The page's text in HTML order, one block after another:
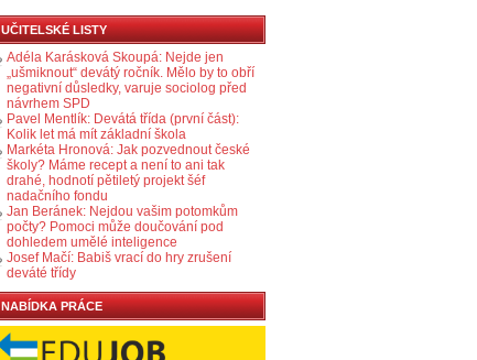
UČITELSKÉ LISTY
Adéla Karásková Skoupá: Nejde jen
„ušmiknout“ devátý ročník. Mělo by to obří
negativní důsledky, varuje sociolog před
návrhem SPD
Pavel Mentlík: Devátá třída (první část):
Kolik let má mít základní škola
Markéta Hronová: Jak pozvednout české
školy? Máme recept a není to ani tak
drahé, hodnotí pětiletý projekt šéf
nadačního fondu
Jan Beránek: Nejdou vašim potomkům
počty? Pomoci může doučování pod
dohledem umělé inteligence
Josef Mačí: Babiš vrací do hry zrušení
deváté třídy
NABÍDKA PRÁCE